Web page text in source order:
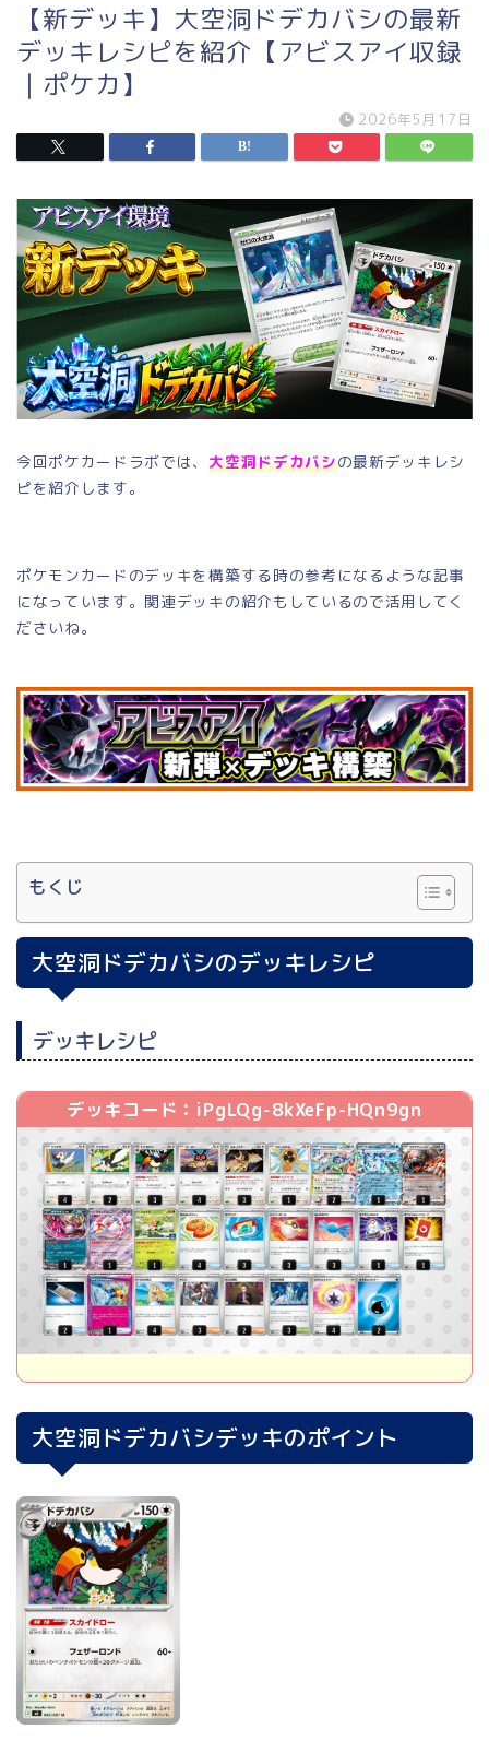
【新デッキ】大空洞ドデカバシの最新
デッキレシピを紹介【アビスアイ収録
｜ポケカ】
2026年5月17日
今回ポケカードラボでは、大空洞ドデカバシの最新デッキレシ
ピを紹介します。
ポケモンカードのデッキを構築する時の参考になるような記事
になっています。関連デッキの紹介もしているので活用してく
ださいね。
もくじ
大空洞ドデカバシのデッキレシピ
デッキレシピ
デッキコード：iPgLQg-8kXeFp-HQn9gn
大空洞ドデカバシデッキのポイント